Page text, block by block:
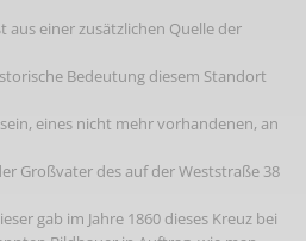
aus einer zusätzlichen Quelle der
Bedeutung diesem Standort
eines nicht mehr vorhandenen, an
Großvater des auf der Weststraße 38
gab im Jahre 1860 dieses Kreuz bei